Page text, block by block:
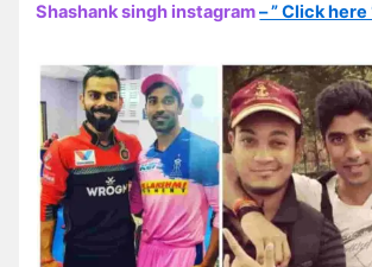
Shashank singh instagram– ” Click here